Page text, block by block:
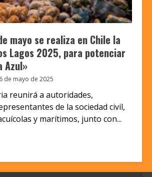
mayo se realiza en Chile la
Lagos 2025, para potenciar
Azul»
6 de mayo de 2025
reunirá a autoridades,
de la sociedad civil,
y marítimos, junto con...